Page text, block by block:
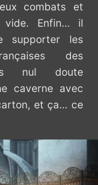
combats et
Enfin… il
supporter les
des
nul doute
caverne avec
et ça… ce